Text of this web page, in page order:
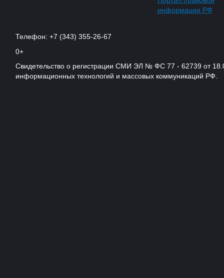
информации РФ
Телефон: +7 (343) 355-26-67
0+
Свидетельство о регистрации СМИ ЭЛ № ФС 77 - 62739 от
информационных технологий и массовых коммуникаций РФ.